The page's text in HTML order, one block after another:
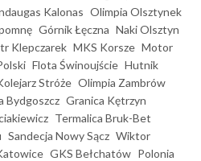
Kalonas Olimpia Olsztynek
Górnik Łęczna Naki Olsztyn
Klepczarek MKS Korsze Motor
Flota Świnoujście Hutnik
Stróże Olimpia Zambrów
Bydgoszcz Granica Kętrzyn
Termalica Bruk-Bet
Sandecja Nowy Sącz Wiktor
GKS Bełchatów Polonia